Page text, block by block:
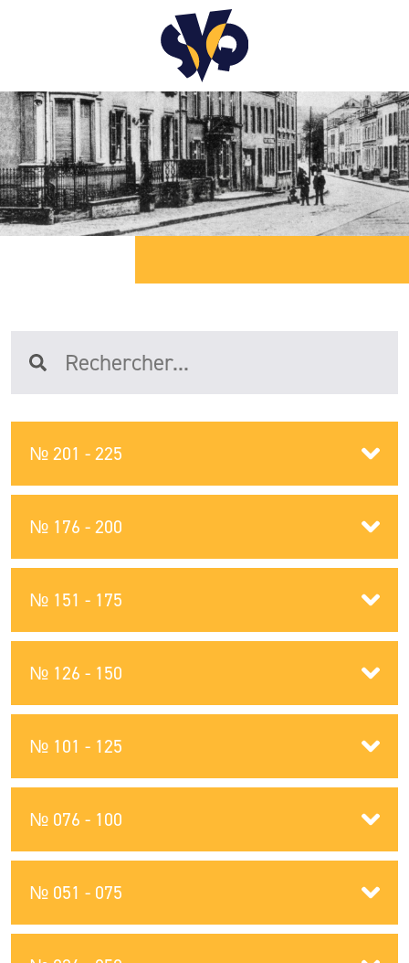
№ 051 - 075
№ 076 - 100
№ 101 - 125
№ 126 - 150
№ 151 - 175
№ 176 - 200
№ 201 - 225